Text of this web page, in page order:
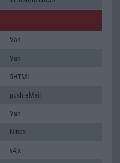
Van
Van
5HTML
push eMail
Van
Nincs
v4,x